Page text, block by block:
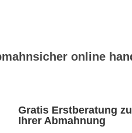
online
Gratis Erstberatung zu
Ihrer Abmahnung